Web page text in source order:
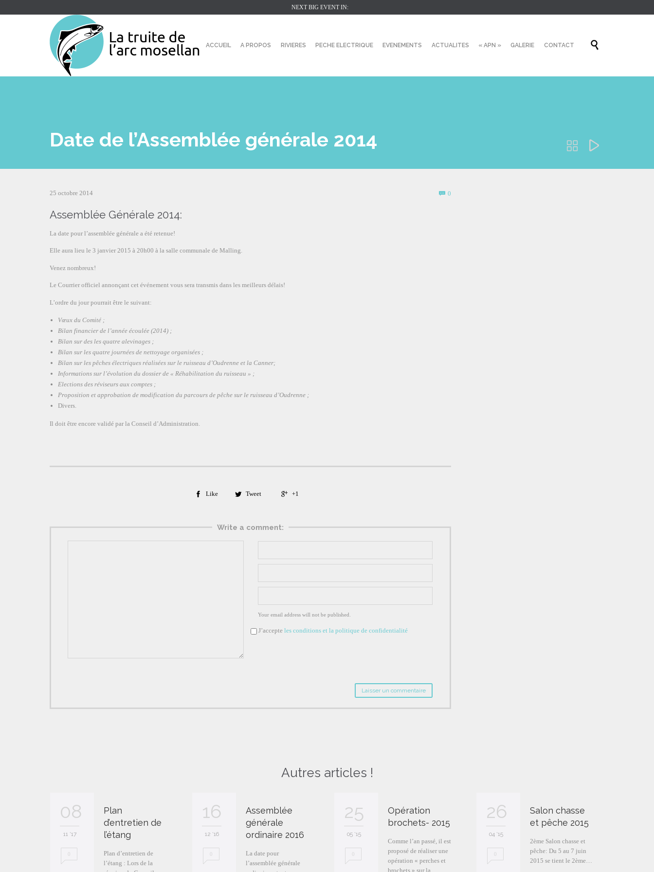
NEXT BIG EVENT IN:
Skip
ACCUEIL A PROPOS RIVIERES PECHE ELECTRIQUE EVENEMENTS ACTUALITES « APN » GALERIE CONTACT 
Date de l’Assemblée générale 2014  
25 octobre 2014  0
Assemblée Générale 2014:
La date pour l’assemblée générale a été retenue!
Elle aura lieu le 3 janvier 2015 à 20h00 à la salle communale de Malling.
Venez nombreux!
Le Courrier officiel annonçant cet événement vous sera transmis dans les meilleurs délais!
L’ordre du jour pourrait être le suivant:
Vœux du Comité ;
Bilan financier de l’année écoulée (2014) ;
Bilan sur des les quatre alevinages ;
Bilan sur les quatre journées de nettoyage organisées ;
Bilan sur les pêches électriques réalisées sur le ruisseau d’Oudrenne et la Canner;
Informations sur l’évolution du dossier de « Réhabilitation du ruisseau » ;
Elections des réviseurs aux comptes ;
Proposition et approbation de modification du parcours de pêche sur le ruisseau d’Oudrenne ;
Divers.
Il doit être encore validé par la Conseil d’Administration.
 Like  Tweet  +1
Write a comment:
Your email address will not be published.
J’accepte les conditions et la politique de confidentialité
Autres articles !
08
11 '17
0
Plan
d’entretien de
l’étang
Plan d’entretien de
l’étang : Lors de la
16
12 '16
0
Assemblée
générale
ordinaire 2016
La date pour
l’assemblée générale
25
05 '15
0
Opération
brochets- 2015
Comme l’an passé, il est
proposé de réaliser une
opération « perches et
brochets » sur la…
26
04 '15
0
Salon chasse
et pêche 2015
2ème Salon chasse et
pêche: Du 5 au 7 juin
2015 se tient le 2ème…